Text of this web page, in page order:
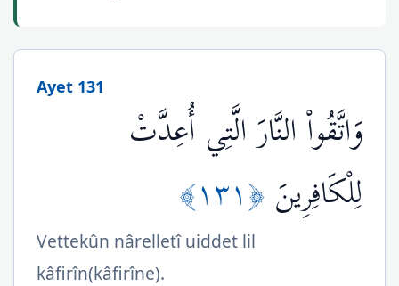
Ayet 131
وَاتَّقُواْ النَّارَ الَّتِي أُعِدَّتْ
لِلْكَافِرِينَ ﴿١٣١﴾
Vettekûn nârelletî uiddet lil
kâfirîn(kâfirîne).